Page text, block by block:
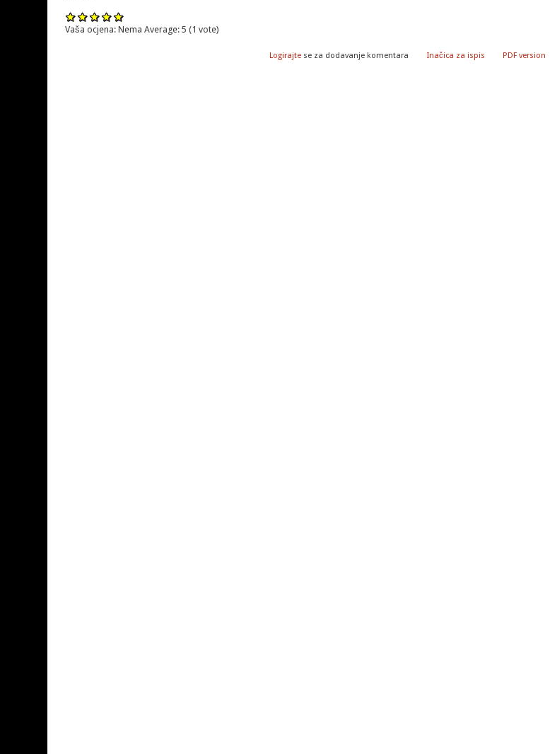
Vaša ocjena:Nema Average:5 (1 vote)
Logirajte se za dodavanje komentara Inačica za ispis PDF version